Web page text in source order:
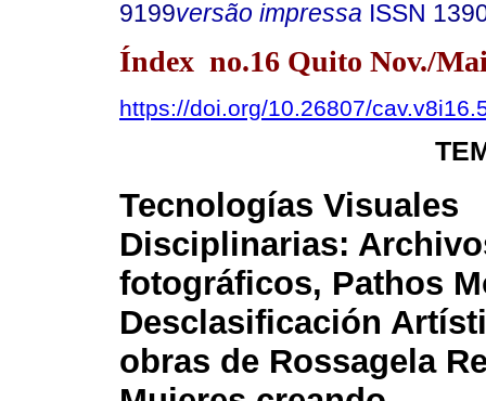
9199versão impressa ISSN
Índex no.16 Quito Nov./
https://doi.org/10.26807/
Tecnologías Visuales
Disciplinarias:
fotográficos, Pathos
Desclasificación
obras de Rossagela